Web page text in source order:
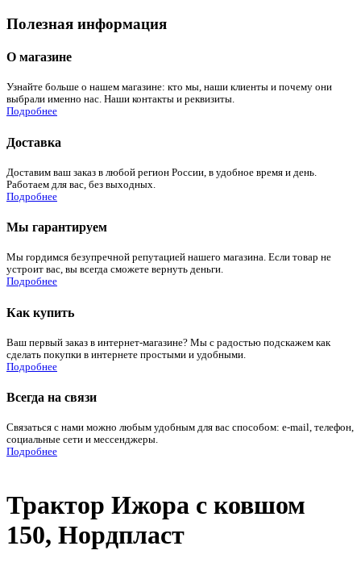
Полезная информация
О магазине
Узнайте больше о нашем магазине: кто мы, наши клиенты и почему они
выбрали именно нас. Наши контакты и реквизиты.
Подробнее
Доставка
Доставим ваш заказ в любой регион России, в удобное время и день.
Работаем для вас, без выходных.
Подробнее
Мы гарантируем
Мы гордимся безупречной репутацией нашего магазина. Если товар не
устроит вас, вы всегда сможете вернуть деньги.
Подробнее
Как купить
Ваш первый заказ в интернет-магазине? Мы с радостью подскажем как
сделать покупки в интернете простыми и удобными.
Подробнее
Всегда на связи
Связаться с нами можно любым удобным для вас способом: e-mail, телефон,
социальные сети и мессенджеры.
Подробнее
Трактор Ижора с ковшом
150, Нордпласт